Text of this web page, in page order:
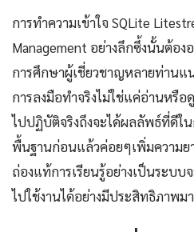
การทำความเข้าใจ SQLite
Management อย่างลึกซึ้งนั้นต้อ
การศึกษาผู้เชี่ยวชาญหลายท่านแ
การลงมือทำจริงไม่ใช่แค่อ่านหรือ
ไปปฏิบัติจริงถึงจะได้ผลลัพธ์ที่ดีใน
พื้นฐานก่อนแล้วค่อยๆเพิ่มความย
ถ่องแท้การเรียนรู้อย่างเป็นระบ
ไปใช้งานได้อย่างมีประสิทธิภาพม